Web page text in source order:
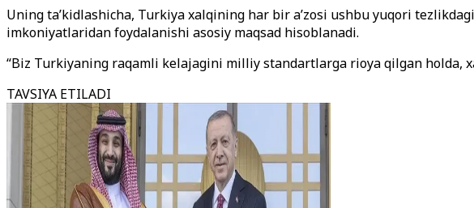
Uning ta’kidlashicha, Turkiya xalqining har bir a’zosi ushbu yuqori
imkoniyatlaridan foydalanishi asosiy maqsad hisoblanadi.
“Biz Turkiyaning raqamli kelajagini milliy standartlarga rioya qilgan holda,
TAVSIYA ETILADI